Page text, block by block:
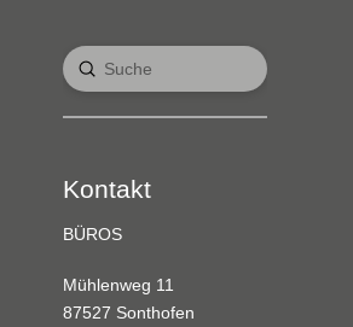
Search
Submit
Kontakt
BÜROS
Mühlenweg 11
87527 Sonthofen